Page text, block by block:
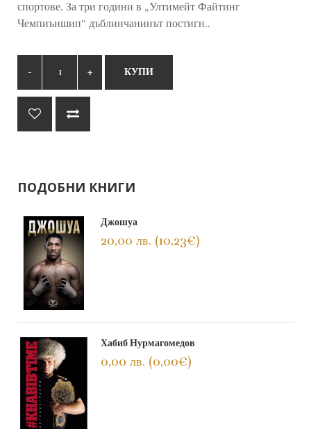
спортове. За три години в „Ултимейт Файтинг
Чемпиъншип“ дъблинчанинът постигн..
КУПИ
ПОДОБНИ КНИГИ
Джошуа
20,00 лв. (10,23€)
Хабиб Нурмагомедов
0,00 лв. (0,00€)